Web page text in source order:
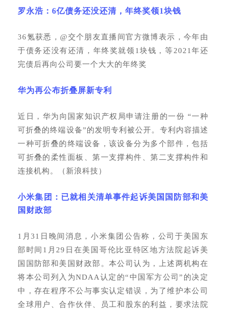
罗永浩：6亿债务还没还清，年终奖领1块钱
36氪获悉，@交个朋友直播间官方微博表示，今年由
于债务还没有还清，年终奖就领1块钱，等2021年还
完债后再向公司要一个大大的年终奖
华为再公布折叠屏新专利
近日，华为向国家知识产权局申请注册的一份 “一种
可折叠的终端设备”的发明专利被公开。专利内容描述
一种可折叠的终端设备，该设备分为多个部件，包括
可折叠的柔性面板、第一支撑构件、第二支撑构件和
连接机构。（新浪科技）
小米集团：已就相关清单事件起诉美国国防部和美
国财政部
1月31日晚间消息，小米集团公告称，公司于美国东
部时间1月29日在美国哥伦比亚特区地方法院起诉美
国国防部和美国财政部。本公司认为，上述两机构在
将本公司列入为NDAA认定的“中国军方公司”的决定
中，存在程序不公与事实认定错误，为了维护本公司
全球用户、合作伙伴、员工和股东的利益，要求法院